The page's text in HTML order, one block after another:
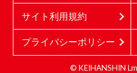
サイト利用規約
プライバシーポリシー
© KEIHANSHIN